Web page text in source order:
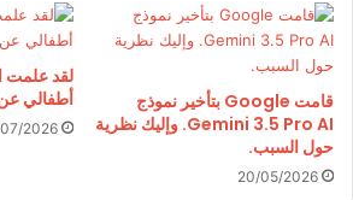
قامت Google بتأخير نموذج
Gemini 3.5 Pro AI. وإليك نظرية
حول السبب.
20/05/2026
لقد علمت
أطفالي
2026